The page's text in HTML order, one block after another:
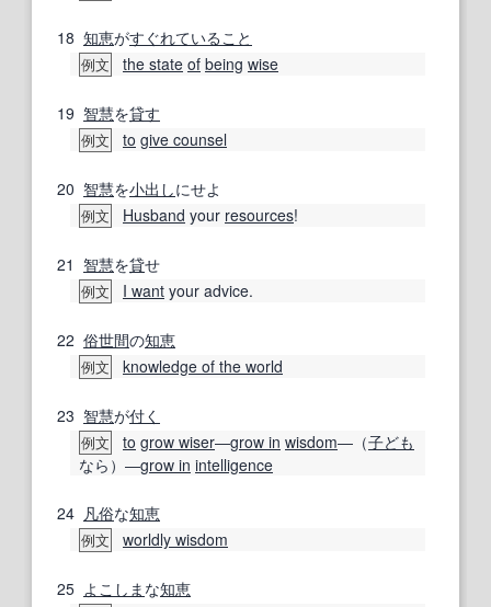
18 知恵がすぐれていること
例文 the state of being wise
19 智慧を貸す
例文 to give counsel
20 智慧を小出しにせよ
例文 Husband your resources!
21 智慧を貸せ
例文 I want your advice.
22 俗世間の知恵
例文 knowledge of the world
23 智慧が付く
例文 to grow wiser―grow in wisdom―（子ども
なら）―grow in intelligence
24 凡俗な知恵
例文 worldly wisdom
25 よこしま な知恵